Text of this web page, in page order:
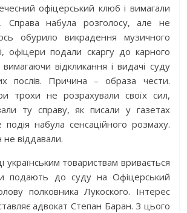
офіцерський клюб і вимагали
Справа набула розголосу, але не
обурило викрадення музичного
офіцери подали скаргу до карного
відкликання і видачі суду
послів. Причина – образа чести.
трохи не розрахували своїх сил,
ту справу, як писали у газетах
набула сенсаційного розмаху.
віддавали.
українським товариствам вривається
подають до суду на Офіцерський
полковника Лукоского. Інтерес
адвокат Степан Баран. З цього